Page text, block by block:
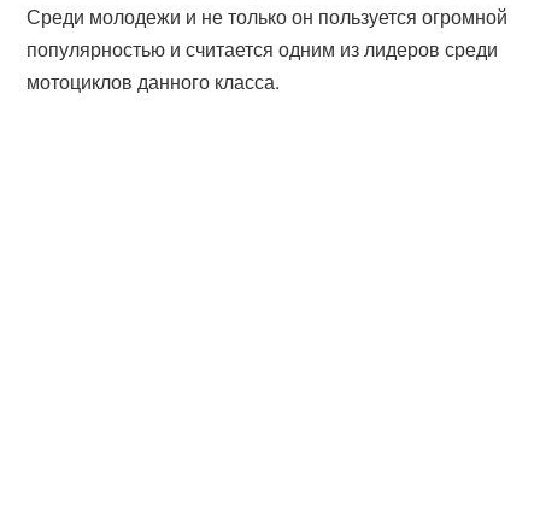
Среди молодежи и не только он пользуется огромной
популярностью и считается одним из лидеров среди
мотоциклов данного класса.